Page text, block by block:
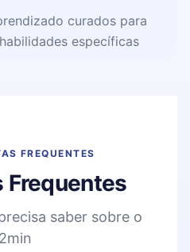
curados para
específicas
FREQUENTES
Frequentes
saber sobre o